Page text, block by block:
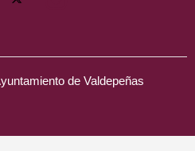
de Valdepeñas